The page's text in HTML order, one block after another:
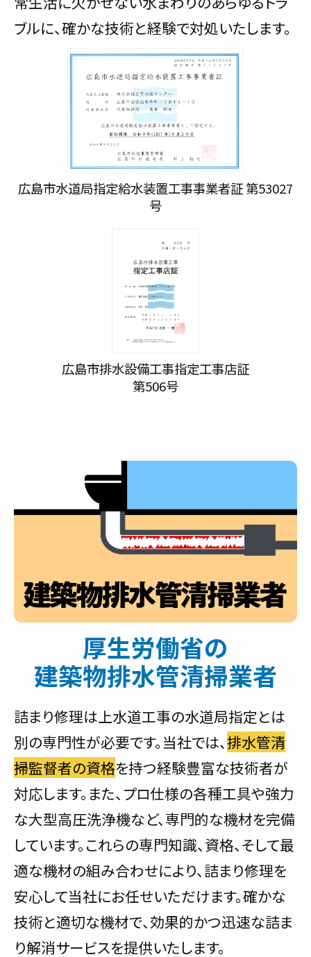
ブルに、確かな技術と経験で対処いたします。
広島市水道局指定給水装置工事事業者証 第53027
号
広島市排水設備工事指定工事店証
第506号
厚生労働省の
建築物排水管清掃業者
詰まり修理は上水道工事の水道局指定とは
別の専門性が必要です。当社では、排水管清
掃監督者の資格を持つ経験豊富な技術者が
対応します。また、プロ仕様の各種工具や強力
な大型高圧洗浄機など、専門的な機材を完備
しています。これらの専門知識、資格、そして最
適な機材の組み合わせにより、詰まり修理を
安心して当社にお任せいただけます。確かな
技術と適切な機材で、効果的かつ迅速な詰ま
り解消サービスを提供いたします。